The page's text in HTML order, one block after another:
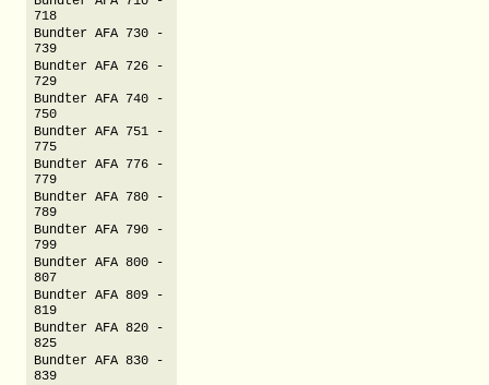
718
Bundter AFA 730 -
739
Bundter AFA 726 -
729
Bundter AFA 740 -
750
Bundter AFA 751 -
775
Bundter AFA 776 -
779
Bundter AFA 780 -
789
Bundter AFA 790 -
799
Bundter AFA 800 -
807
Bundter AFA 809 -
819
Bundter AFA 820 -
825
Bundter AFA 830 -
839